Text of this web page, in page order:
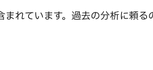
れています。過去の分析に頼